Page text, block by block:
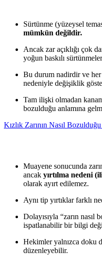
Sürtünme (yüzeysel
mümkün değildir.
Ancak zar açıklığı çok
yoğun baskılı
Bu durum nadirdir ve her
nedeniyle değişiklik
Tam ilişki olmadan
bozulduğu anlamına
Kızlık Zarının Nasıl
Muayene sonucunda
ancak yırtılma nedeni
olarak ayırt edilemez.
Aynı tip yırtıklar farklı
Dolayısıyla “zarın
ispatlanabilir bir bilgi
Hekimler yalnızca doku
düzenleyebilir.